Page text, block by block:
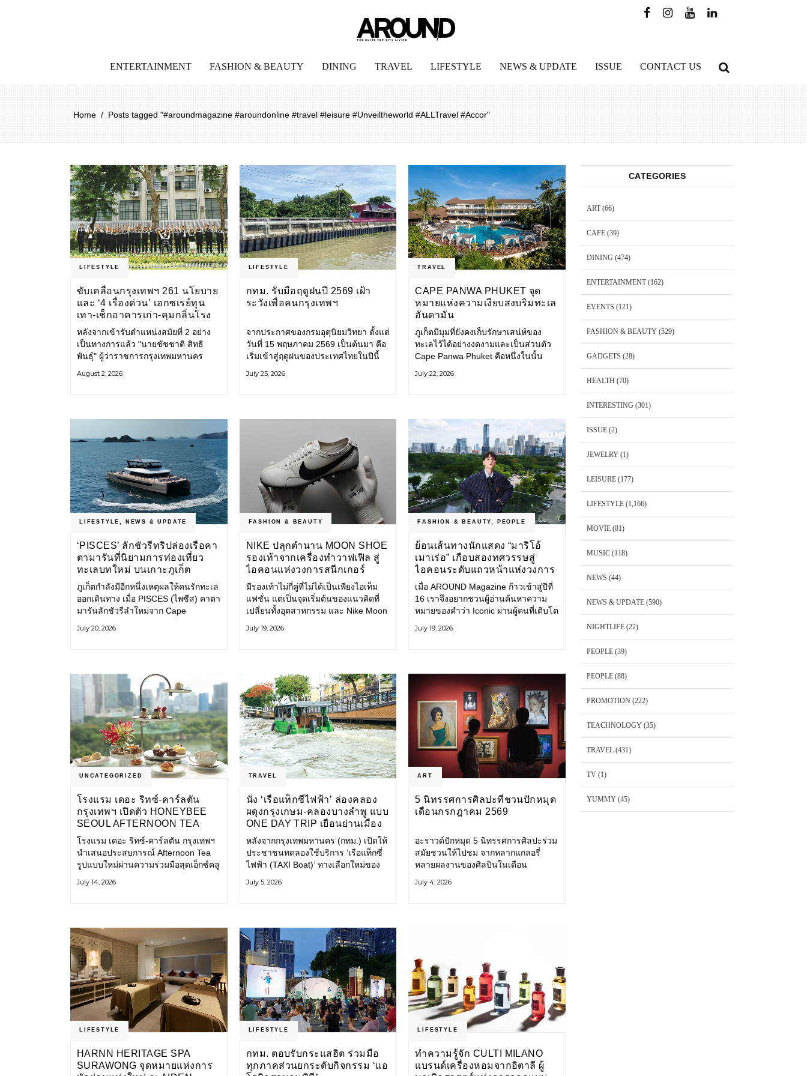
ENTERTAINMENT FASHION & BEAUTY DINING TRAVEL LIFESTYLE NEWS & UPDATE ISSUE CONTACT US
Home / Posts tagged "#aroundmagazine #aroundonline #travel #leisure #Unveiltheworld #ALLTravel #Accor"
LIFESTYLE
ขับเคลื่อนกรุงเทพฯ 261 นโยบาย
และ ‘4 เรื่องด่วน’ เอกซเรย์ทุน
เทา-เช็กอาคารเก่า-คุมกลิ่นโรง
ขยะ-ขีดเส้นสอบทุจริต
หลังจากเข้ารับตำแหน่งสมัยที่ 2 อย่าง
เป็นทางการแล้ว "นายชัชชาติ สิทธิ
พันธุ์" ผู้ว่าราชการกรุงเทพมหานคร
แปลงนโยบายสู่แผนยุทธศาสตร์ จัด
August 2, 2026
LIFESTYLE
กทม. รับมือฤดูฝนปี 2569 เฝ้า
ระวังเพื่อคนกรุงเทพฯ
จากประกาศของกรมอุตุนิยมวิทยา ตั้งแต่
วันที่ 15 พฤษภาคม 2569 เป็นต้นมา คือ
เริ่มเข้าสู่ฤดูฝนของประเทศไทยในปีนี้
รับมือน้ำท่วม และเดินหน้าพัฒนา
July 25, 2026
TRAVEL
CAPE PANWA PHUKET จุด
หมายแห่งความเงียบสงบริมทะเล
อันดามัน
ภูเก็ตมีมุมที่ยังคงเก็บรักษาเสน่ห์ของ
ทะเลไว้ได้อย่างงดงามและเป็นส่วนตัว
Cape Panwa Phuket คือหนึ่งในนั้น
& Kantary Hotels ตั้งอยู่บนแหลมพันวา
July 22, 2026
LIFESTYLE NEWS & UPDATE
‘PISCES’ ลักชัวรีทริปล่องเรือคา
ตามารันที่นิยามการท่องเที่ยว
ทะเลบทใหม่ บนเกาะภูเก็ต
ภูเก็ตกำลังมีอีกหนึ่งเหตุผลให้คนรักทะเล
ออกเดินทาง เมื่อ PISCES (ไพซีส) คาตา
มารันลักชัวรีลำใหม่จาก Cape
ทะเลอันดามันและอ่าวพังงาในมุมที่ต่าง
เป็นส่วนหนึ่งของการเดินทาง ทั้งงาน
บริการ สิ่งอำนวยความสะดวก
July 20, 2026
FASHION & BEAUTY
NIKE ปลุกตำนาน MOON SHOE
รองเท้าจากเครื่องทำวาฟเฟิล สู่
ไอคอนแห่งวงการสนีกเกอร์
มีรองเท้าไม่กี่คู่ที่ไม่ได้เป็นเพียงไอเท็ม
แฟชั่น แต่เป็นจุดเริ่มต้นของแนวคิดที่
เปลี่ยนทั้งอุตสาหกรรม และ Nike Moon
ไอคอนที่ถือกำเนิดเมื่อกว่าครึ่งศตวรรษ
Nike
July 19, 2026
FASHION & BEAUTY PEOPLE
ย้อนเส้นทางนักแสดง “มาริโอ้
เมาเร่อ” เกือบสองทศวรรษสู่
ไอคอนระดับแถวหน้าแห่งวงการ
บันเทิงไทย
เมื่อ AROUND Magazine ก้าวเข้าสู่ปีที่
16 เราจึงอยากชวนผู้อ่านค้นหาความ
หมายของคำว่า Iconic ผ่านผู้คนที่เติบโต
ตนไว้อย่างมั่นคง หนึ่งในนั้นคือ มาริโอ้
July 19, 2026
UNCATEGORIZED
โรงแรม เดอะ ริทซ์-คาร์ลตัน
กรุงเทพฯ เปิดตัว HONEYBEE
SEOUL AFTERNOON TEA
COLLABORATION ณ คาเลโอ
(CALEŌ) ชวนสัมผัสเสน่ห์ของ
ขนมหวานร่วมสมัยจากกรุงโซล
โรงแรม เดอะ ริทซ์-คาร์ลตัน กรุงเทพฯ
นำเสนอประสบการณ์ Afternoon Tea
รูปแบบใหม่ผ่านความร่วมมือสุดเอ็กซ์คลู
หวานสไตล์ฝรั่งเศสร่วมสมัยชื่อดังจาก
July 14, 2026
TRAVEL
นั่ง ‘เรือแท็กซี่ไฟฟ้า’ ล่องคลอง
ผดุงกรุงเกษม-คลองบางลำพู แบบ
ONE DAY TRIP เยือนย่านเมือง
เก่า เที่ยววิถีสโลว์ไลฟ์แบบรักษ์
โลก
หลังจากกรุงเทพมหานคร (กทม.) เปิดให้
ประชาชนทดลองใช้บริการ ‘เรือแท็กซี่
ไฟฟ้า (TAXI Boat)’ ทางเลือกใหม่ของ
และเป็นมิตรกับสิ่งแวดล้อม ผ่าน
July 5, 2026
ART
5 นิทรรศการศิลปะที่ชวนปักหมุด
เดือนกรกฎาคม 2569
อะราวด์ปักหมุด 5 นิทรรศการศิลปะร่วม
สมัยชวนให้ไปชม จากหลากแกลอรี่
หลายผลงานของศิลปินในเดือน
วันนี้ – 16 สิงหาคม 2569 นิทรรศการ
July 4, 2026
LIFESTYLE
HARNN HERITAGE SPA
SURAWONG จุดหมายแห่งการ
LIFESTYLE
กทม. ตอบรับกระแสฮิต ร่วมมือ
ทุกภาคส่วนยกระดับกิจกรรม ‘แอ
LIFESTYLE
ทำความรู้จัก CULTI MILANO
แบรนด์เครื่องหอมจากอิตาลี ผู้
CATEGORIES
ART(66)
CAFE (39)
DINING (474)
ENTERTAINMENT(162)
EVENTS (121)
FASHION & BEAUTY (529)
GADGETS (28)
HEALTH (70)
INTERESTING (301)
ISSUE (2)
JEWELRY (1)
LEISURE (177)
LIFESTYLE (1,166)
MOVIE (81)
MUSIC (118)
NEWS (44)
NEWS & UPDATE (590)
NIGHTLIFE (22)
PEOPLE (39)
PEOPLE (88)
PROMOTION (222)
TEACHNOLOGY (35)
TRAVEL (431)
TV (1)
YUMMY (45)